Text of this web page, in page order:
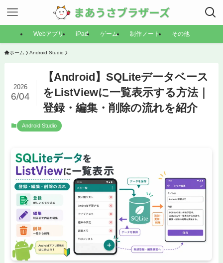
Webアプリ iPad ゲーム 制作ノート その他
ホーム Android Studio
【Android】SQLiteデータベース
をListViewに一覧表示する方法｜
登録・編集・削除の流れを紹介
2026
6/04
Android Studio